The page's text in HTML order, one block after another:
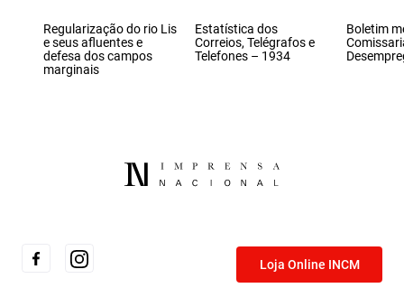
Regularização do rio Lis
e seus afluentes e
defesa dos campos
marginais
Estatística dos
Correios, Telégrafos e
Telefones – 1934
Boletim
Loja Online INCM